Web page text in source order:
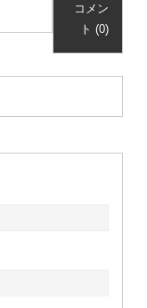
コメン
ト (0)